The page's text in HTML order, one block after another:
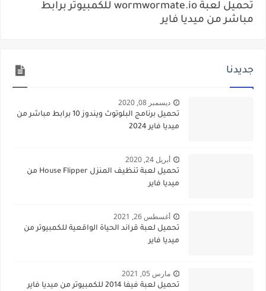
تحميل لعبة wormwormate.io للكمبيوتر برابط
مباشر من ميديا فاير
جديدنا
ديسمبر 08, 2020
تحميل برنامج البلوتوث ويندوز 10 برابط مباشر من
ميديا فاير 2024
أبريل 24, 2020
تحميل لعبة تنظيف المنزل House Flipper من
ميديا فاير
أغسطس 26, 2021
تحميل لعبة قراند الحياة الواقعية للكمبيوتر من
ميديا فاير
مارس 05, 2021
تحميل لعبة فيفا 2014 للكمبيوتر من ميديا فاير